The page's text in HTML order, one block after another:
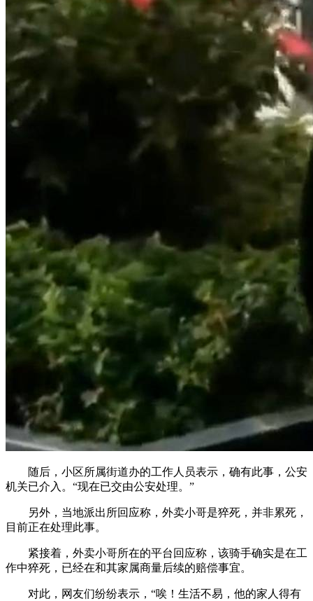
随后，小区所属街道办的工作人员表示，确有此事，公安
机关已介入。“现在已交由公安处理。”
另外，当地派出所回应称，外卖小哥是猝死，并非累死，
目前正在处理此事。
紧接着，外卖小哥所在的平台回应称，该骑手确实是在工
作中猝死，已经在和其家属商量后续的赔偿事宜。
对此，网友们纷纷表示，“唉！生活不易，他的家人得有